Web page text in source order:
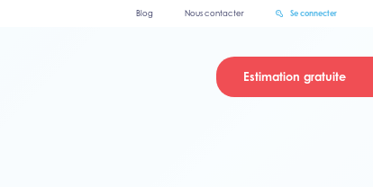
Blog Nous contacter Se connecter
Estimation gratuite